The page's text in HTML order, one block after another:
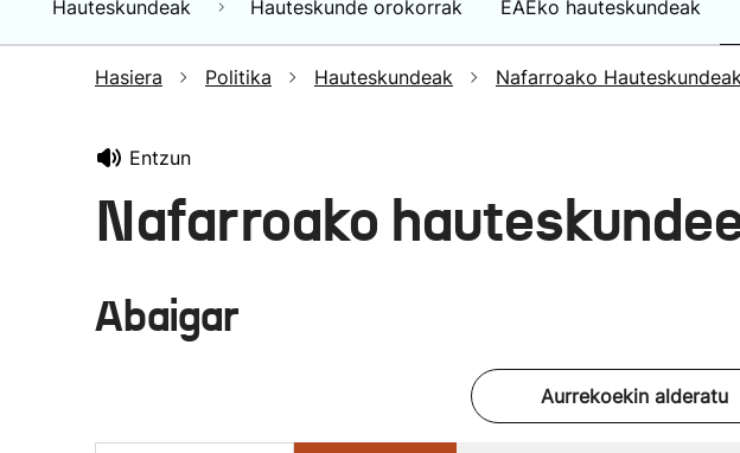
Munduko albisteak
Hauteskundeak Hauteskunde orokorrak EAEko hauteskundeak
Hasiera Politika Hauteskundeak Nafarroako
Entzun
Nafarroako
Abaigar
Aurrekoekin alderatu